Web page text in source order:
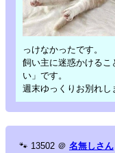
っけなかったです。
飼い主に迷惑かけるこ
い」です。
週末ゆっくりお別れし
🐾 13502 ＠ 名無しさん